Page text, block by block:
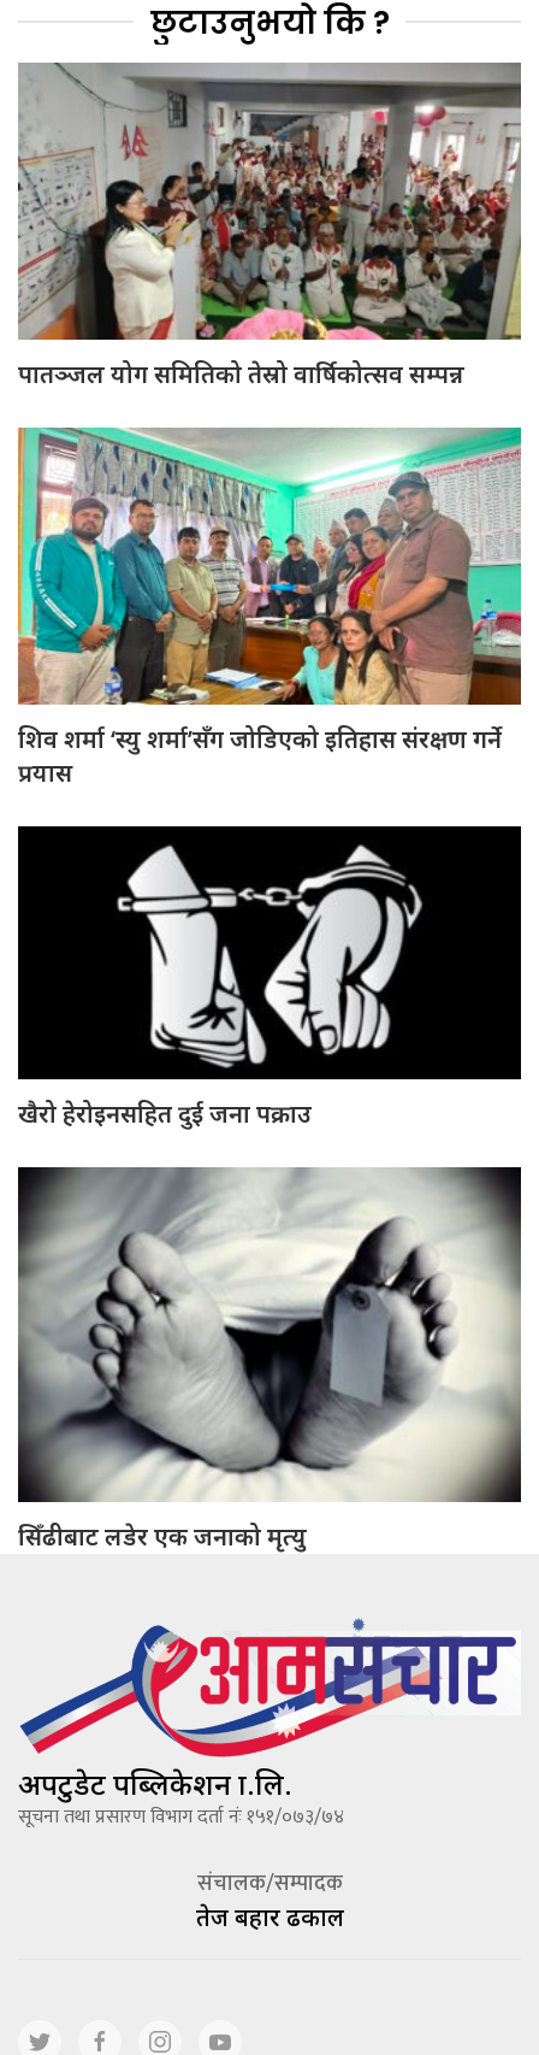
छुटाउनुभयो कि ?
पातञ्जल योग समितिको तेस्रो वार्षिकोत्सव सम्पन्न
शिव शर्मा ‘स्यु शर्मा’सँग जोडिएको इतिहास संरक्षण गर्ने
प्रयास
खैरो हेरोइनसहित दुई जना पक्राउ
सिँढीबाट लडेर एक जनाको मृत्यु
अपटुडेट पब्लिकेशन प्रा.लि.
सूचना तथा प्रसारण विभाग दर्ता नंः १५१/०७३/७४
संचालक/सम्पादक
तेज बहादूर ढकाल